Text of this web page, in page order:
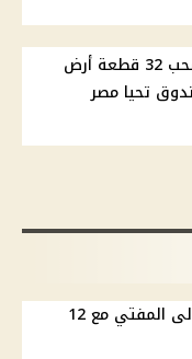
توفيق عكاشة يطالب بسحب 32 قطعة أرض
تحيا مصر
قضية سارة خليفة تصل إلى المفتي مع 12